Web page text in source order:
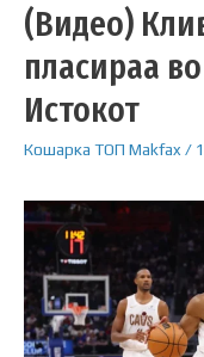
(Видео)
пласираа
Истокот
Кошарка ТОП Makfax /